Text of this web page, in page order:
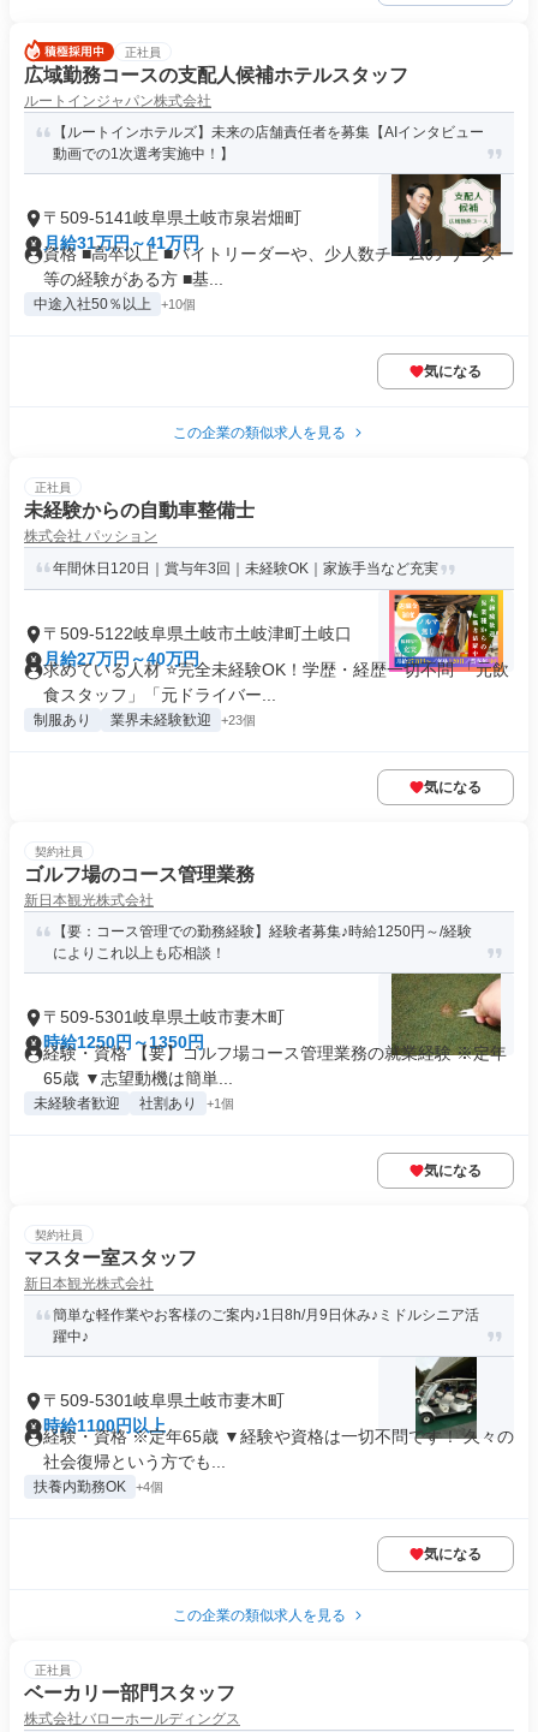
正社員
広域勤務コースの支配人候補ホテルスタッフ
ルートインジャパン株式会社
【ルートインホテルズ】未来の店舗責任者を募集【AIインタビュー
動画での1次選考実施中！】
〒509-5141岐阜県土岐市泉岩畑町
月給31万円～41万円
資格 ■高卒以上 ■バイトリーダーや、少人数チームの リーダー
等の経験がある方 ■基...
中途入社50％以上 +10個
気になる
この企業の類似求人を見る
正社員
未経験からの自動車整備士
株式会社 パッション
年間休日120日｜賞与年3回｜未経験OK｜家族手当など充実
〒509-5122岐阜県土岐市土岐津町土岐口
月給27万円～40万円
求めている人材 ⭐完全未経験OK！学歴・経歴一切不問 「元飲
食スタッフ」「元ドライバー...
制服あり 業界未経験歓迎 +23個
気になる
契約社員
ゴルフ場のコース管理業務
新日本観光株式会社
【要：コース管理での勤務経験】経験者募集♪時給1250円～/経験
によりこれ以上も応相談！
〒509-5301岐阜県土岐市妻木町
時給1250円～1350円
経験・資格 【要】ゴルフ場コース管理業務の就業経験 ※定年
65歳 ▼志望動機は簡単...
未経験者歓迎 社割あり +1個
気になる
契約社員
マスター室スタッフ
新日本観光株式会社
簡単な軽作業やお客様のご案内♪1日8h/月9日休み♪ミドルシニア活
躍中♪
〒509-5301岐阜県土岐市妻木町
時給1100円以上
経験・資格 ※定年65歳 ▼経験や資格は一切不問です！ 久々の
社会復帰という方でも...
扶養内勤務OK +4個
気になる
この企業の類似求人を見る
正社員
ベーカリー部門スタッフ
株式会社バローホールディングス